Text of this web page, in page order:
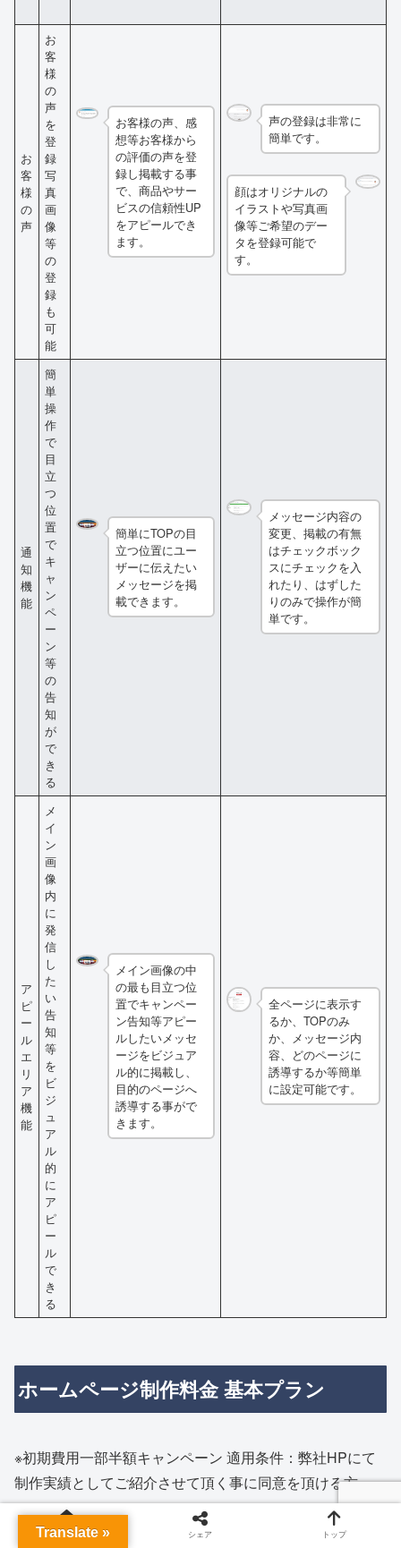
お
客
様
の
声
お
客
様
の
声
を
登
録
写
真
画
像
等
の
登
録
も
可
能
お客様の声、感
想等お客様から
の評価の声を登
録し掲載する事
で、商品やサー
ビスの信頼性UP
をアピールでき
ます。
声の登録は非常に
簡単です。
顔はオリジナルの
イラストや写真画
像等ご希望のデー
タを登録可能で
す。
通
知
機
能
簡
単
操
作
で
目
立
つ
位
置
で
キ
ャ
ン
ペ
ー
ン
等
の
告
知
が
で
き
る
簡単にTOPの目
立つ位置にユー
ザーに伝えたい
メッセージを掲
載できます。
メッセージ内容の
変更、掲載の有無
はチェックボック
スにチェックを入
れたり、はずした
りのみで操作が簡
単です。
ア
ピ
ー
ル
エ
リ
ア
機
能
メ
イ
ン
画
像
内
に
発
信
し
た
い
告
知
等
を
ビ
ジ
ュ
ア
ル
的
に
ア
ピ
ー
ル
で
き
る
メイン画像の中
の最も目立つ位
置でキャンペー
ン告知等アピー
ルしたいメッセ
ージをビジュア
ル的に掲載し、
目的のページへ
誘導する事がで
きます。
全ページに表示す
るか、TOPのみ
か、メッセージ内
容、どのページに
誘導するか等簡単
に設定可能です。
ホームページ制作料金 基本プラン
※初期費用一部半額キャンペーン 適用条件：弊社HPにて
制作実績としてご紹介させて頂く事に同意を頂ける方
初期費用一
ホーム シェア トップ
Translate »